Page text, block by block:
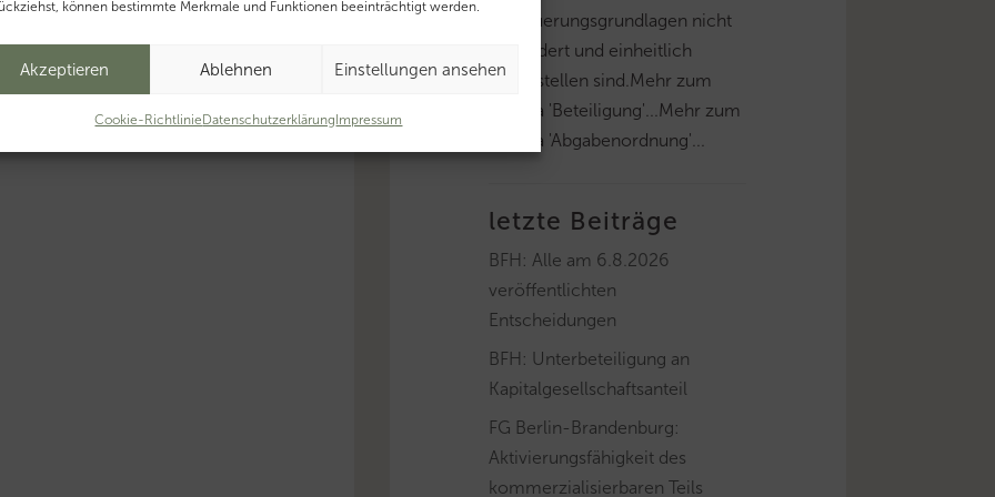
können bestimmte Merkmale und Funktionen beeinträchtigt werden.
Akzeptieren Ablehnen Einstellungen ansehen
Cookie-Richtlinie Datenschutzerklärung Impressum
Besteuerungsgrundlagen nicht
gesondert und einheitlich
festzustellen sind.Mehr zum
Thema 'Beteiligung'...Mehr zum
Thema 'Abgabenordnung'...
letzte Beiträge
BFH: Alle am 6.8.2026
veröffentlichten
Entscheidungen
BFH: Unterbeteiligung an
Kapitalgesellschaftsanteil
FG Berlin-Brandenburg:
Aktivierungsfähigkeit des
kommerzialisierbaren Teils